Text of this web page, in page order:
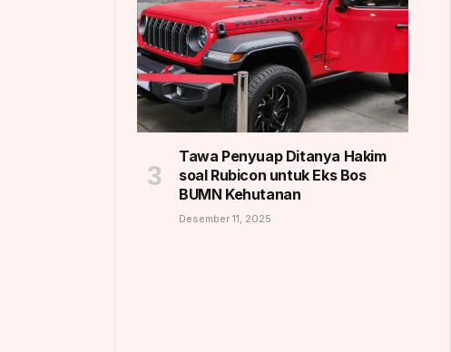
Tawa Penyuap Ditanya Hakim
soal Rubicon untuk Eks Bos
BUMN Kehutanan
Desember 11, 2025